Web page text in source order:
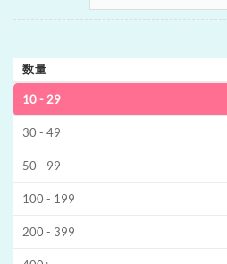
数量
10 - 29
30 - 49
50 - 99
100 - 199
200 - 399